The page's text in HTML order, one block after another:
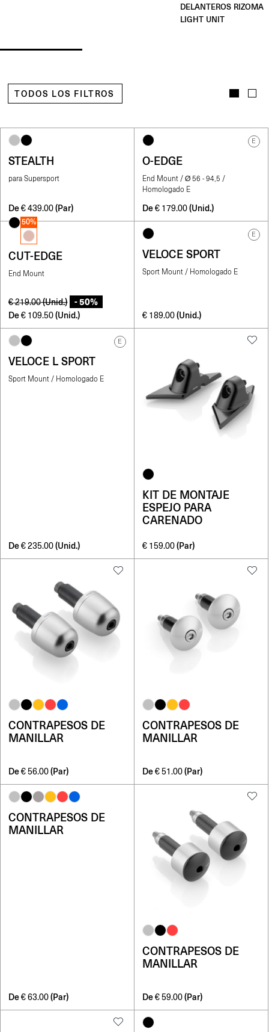
DELANTEROS RIZOMA
LIGHT UNIT
TODOS LOS FILTROS
STEALTH
para Supersport
De €439.00 (Par)
E
O-EDGE
End Mount / Ø 56 - 94,5 /
Homologado E
De € 179.00 (Unid.)
50%
CUT-EDGE
End Mount
€219.00(Unid.) - 50%
De € 109.50 (Unid.)
E
VELOCE SPORT
Sport Mount / Homologado E
€ 189.00 (Unid.)
E
VELOCE L SPORT
Sport Mount / Homologado E
De €235.00 (Unid.)
KIT DE MONTAJE
ESPEJO PARA
CARENADO
€ 159.00 (Par)
CONTRAPESOS DE
MANILLAR
De €56.00 (Par)
CONTRAPESOS DE
MANILLAR
De €51.00 (Par)
CONTRAPESOS DE
MANILLAR
De €63.00 (Par)
CONTRAPESOS DE
MANILLAR
De €59.00 (Par)